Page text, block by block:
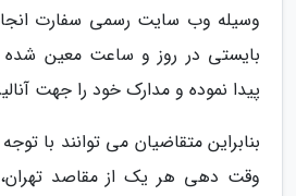
وسیله وب سایت رسمی سفارت
بایستی در روز و ساعت معین شده
پیدا نموده و مدارک خود را جهت
بنابراین متقاضیان می توانند با
وقت دهی هر یک از مقاصد تهران،